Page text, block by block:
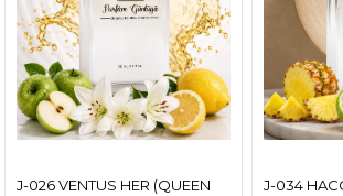
J-026 VENTUS HER (QUEEN
J-034